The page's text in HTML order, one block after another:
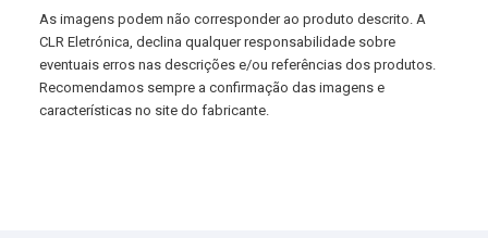
As imagens podem não corresponder ao produto descrito. A
CLR Eletrónica, declina qualquer responsabilidade sobre
eventuais erros nas descrições e/ou referências dos produtos.
Recomendamos sempre a confirmação das imagens e
características no site do fabricante.